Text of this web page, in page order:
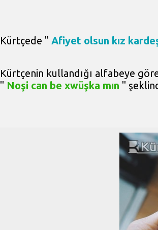
Kürtçede " Afiyet olsun kız
Kürtçenin kullandığı alfabeye
" Noşi can be xwüşka mın "